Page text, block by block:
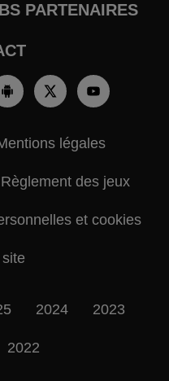
PARTENAIRES
légales
Règlement des jeux
et cookies
2024 2023
2022